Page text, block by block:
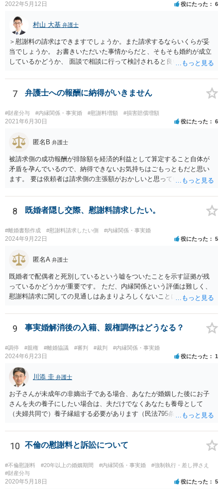
2022年5月12日 役にたった 6
村山 大基 弁護士
＞慰謝料の請求はできますでしょうか。また請求するならいくらが妥
当でしょうか。 お書きいただいた事情からだと、そもそも婚約が成立
しているかどうか、 面談で相談に行って検討されると良いと思いま
あるからです。 他方で、実際問題として同棲のために金銭的不利益が
生じているので、 厳密に婚約が成立しているかどうかは別として、話
す。 相手としても、裁判までして争って支払いゼロを目指すよりは、
一定額を支払って円満に解決したいと考える可能性はあります。
7 弁護士への報酬に納得がいきません
#財産分与 #内縁関係・事実婚 #慰謝料増額 #損害賠償増額
2021年6月30日 役にたった 6
匿名B 弁護士
被請求側の成功報酬が排除額を経済的利益として算定すること自体が
矛盾を孕んでいるので、納得できないお気持ちはごもっともだと思い
ます。 要は依頼者は請求側の主張額がおかしいと思っているからこそ
しておきながら、成功報酬の請求の段になるとその「おかしい」請求
側の主張額を基準にして排除額を経済的利益として成功報酬を算定す
す。 ですので、被請求側の弁護士は、タイムチャージを併用したり、
対応継続月毎に報酬を受けたり、出廷日当で調整したり、できるだけ
いますが、そうなってくると弁護士に勝訴インセンティブが働きにく
センティブも確保するためには、請求側の主張額を鵜呑みにした排除
額ベースとするのではなく、弁護士として反対の立場であれば、２～
３割くらいの確率で認められそうな金額がいくらくらいかを提示した
ないと目くじらを立てる依頼者もいそうなので、やはり難点がありま
たり、長期化した場合は追加着手金を請求できるようにしたりして最
悪排除額ベースの成功報酬はもらえなくても気にしないというのが良
いように思っています。 いずれにせよ、どういう形をとるにせよ、支
払う報酬額はあまり変わらないと思いますので、そのとおりに支払っ
ても損にはならないはずです。 基本的に弁護士に1時間動いてもらう
場合の相場は税抜2万円くらいですので、あなたの事件に50時間以上費
やしているのであれば排除額ベースの成功報酬が支払われないと弁護
士にとっては割りの悪い事件ということになるかと存じます。
8 既婚者隠し交際、慰謝料請求したい。
#離婚書類作成 #慰謝料請求したい側 #内縁関係・事実婚
2024年9月22日 役にたった 5
匿名A 弁護士
既婚者で配偶者と死別しているという嘘をついたことを示す証拠が残
っているかどうかが重要です。 ただ、内縁関係という評価は難しく、
慰謝料請求に関しての見通しはあまりよろしくないことにご留意なさ
9 事実婚解消後の入籍、親権調停はどうなる？
#調停 #親権 #離婚協議 #審判 #裁判 #内縁関係・事実婚
2024年6月23日 役にたった 1
川添 圭 弁護士
お子さんが未成年の非嫡出子である場合、あなたが婚姻した後にお子
さんを夫の養子にしたい場合は、夫だけでなくあなたも養母として
（夫婦共同で）養子縁組する必要があります（民法795条本文）。これ
母と子の間が非嫡出子の関係のままではバランスに欠けるためである
と説明されています。 そして、再婚後の養子縁組によって夫婦の共同
わる調停及び審判（民法819条5項）は認められないと考えます。 この
点について明確な判例はありませんが、離婚後の親権者変更（民法819
条6項）においては、離婚後に親権者が再婚して元夫婦の子と再婚相手
10 不倫の慰謝料と訴訟について
#不倫慰謝料 #20年以上の婚姻期間 #内縁関係・事実婚
#強制執行・差し押さえ
#財産分与
2020年5月18日 役にたった 5